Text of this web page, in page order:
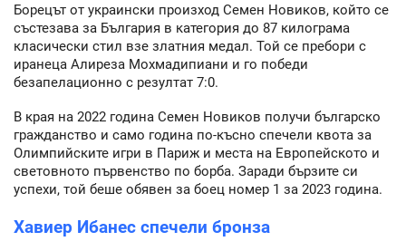
Борецът от украински произход Семен Новиков, който се
състезава за България в категория до 87 килограма
класически стил взе златния медал. Той се пребори с
иранеца Алиреза Мохмадипиани и го победи
безапелационно с резултат 7:0.
В края на 2022 година Семен Новиков получи българско
гражданство и само година по-късно спечели квота за
Олимпийските игри в Париж и места на Европейското и
световното първенство по борба. Заради бързите си
успехи, той беше обявен за боец номер 1 за 2023 година.
Хавиер Ибанес спечели бронза